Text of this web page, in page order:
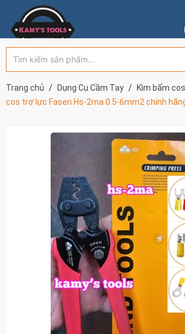
Trang chủ Dụng Cụ Cầm Tay Kìm bấm
cos trợ lực Fasen Hs-2ma 0.5-6mm2 chính